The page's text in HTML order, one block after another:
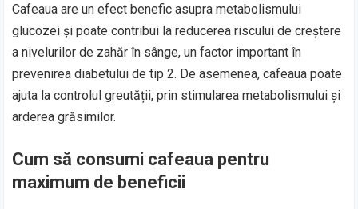
Cafeaua are un efect benefic asupra metabolismului
glucozei și poate contribui la reducerea riscului de creștere
a nivelurilor de zahăr în sânge, un factor important în
prevenirea diabetului de tip 2. De asemenea, cafeaua poate
ajuta la controlul greutății, prin stimularea metabolismului și
arderea grăsimilor.
Cum să consumi cafeaua pentru
maximum de beneficii